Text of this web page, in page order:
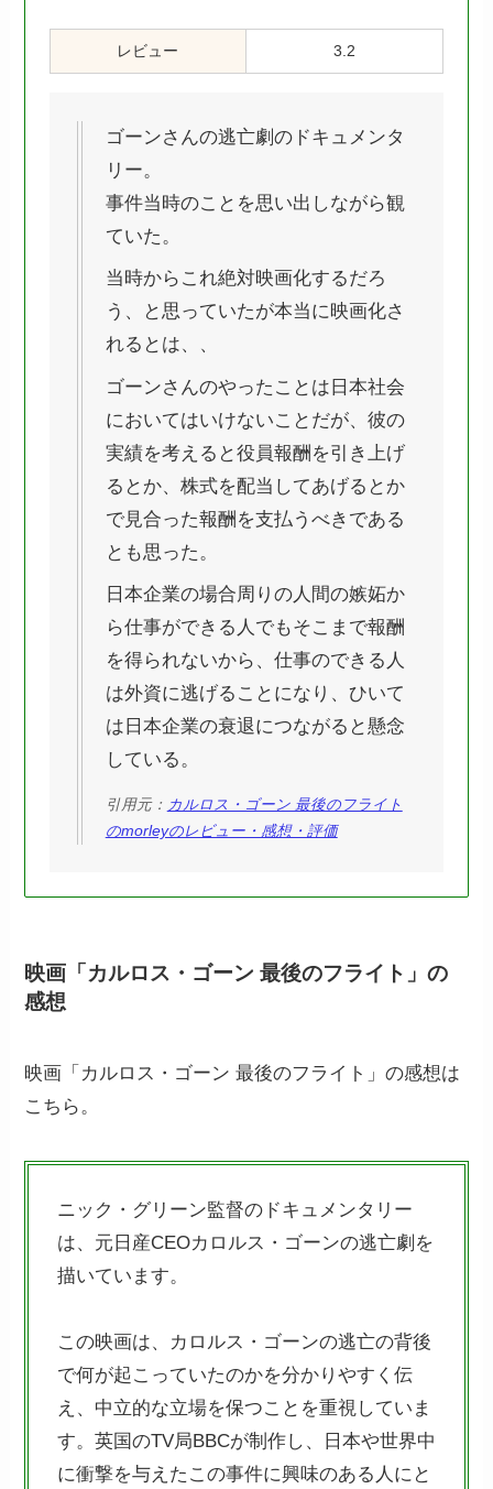
レビュー 3.2
ゴーンさんの逃亡劇のドキュメンタ
リー。
事件当時のことを思い出しながら観
ていた。
当時からこれ絶対映画化するだろ
う、と思っていたが本当に映画化さ
れるとは、、
ゴーンさんのやったことは日本社会
においてはいけないことだが、彼の
実績を考えると役員報酬を引き上げ
るとか、株式を配当してあげるとか
で見合った報酬を支払うべきである
とも思った。
日本企業の場合周りの人間の嫉妬か
ら仕事ができる人でもそこまで報酬
を得られないから、仕事のできる人
は外資に逃げることになり、ひいて
は日本企業の衰退につながると懸念
している。
引用元： カルロス・ゴーン 最後のフライト
のmorleyのレビュー・感想・評価
映画「カルロス・ゴーン 最後のフライト」の
感想
映画「カルロス・ゴーン 最後のフライト」の感想は
こちら。
ニック・グリーン監督のドキュメンタリー
は、元日産CEOカロルス・ゴーンの逃亡劇を
描いています。
この映画は、カロルス・ゴーンの逃亡の背後
で何が起こっていたのかを分かりやすく伝
え、中立的な立場を保つことを重視していま
す。英国のTV局BBCが制作し、日本や世界中
に衝撃を与えたこの事件に興味のある人にと